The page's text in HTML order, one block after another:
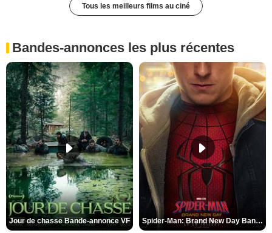
Tous les meilleurs films au ciné
Bandes-annonces les plus récentes
Jour de chasse Bande-annonce VF Spider-Man: Brand New Day Bande-annonce (3) VO STFR